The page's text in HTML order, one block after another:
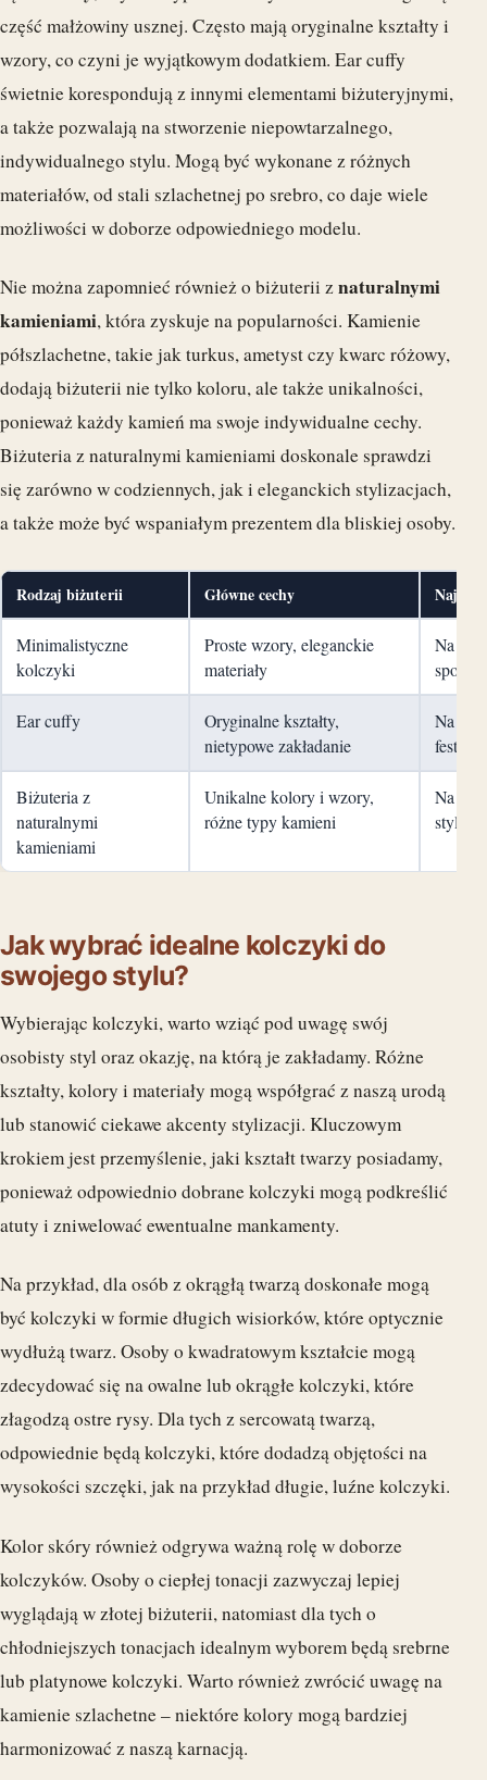
część małżowiny usznej. Często mają oryginalne kształty i
wzory, co czyni je wyjątkowym dodatkiem. Ear cuffy
świetnie korespondują z innymi elementami biżuteryjnymi,
a także pozwalają na stworzenie niepowtarzalnego,
indywidualnego stylu. Mogą być wykonane z różnych
materiałów, od stali szlachetnej po srebro, co daje wiele
możliwości w doborze odpowiedniego modelu.
Nie można zapomnieć również o biżuterii znaturalnymi
kamieniami, która zyskuje na popularności. Kamienie
półszlachetne, takie jak turkus, ametyst czy kwarc różowy,
dodają biżuterii nie tylko koloru, ale także unikalności,
ponieważ każdy kamień ma swoje indywidualne cechy.
Biżuteria z naturalnymi kamieniami doskonale sprawdzi
się zarówno w codziennych, jak i eleganckich stylizacjach,
a także może być wspaniałym prezentem dla bliskiej osoby.
Rodzaj biżuterii Główne cechy
Minimalistyczne
kolczyki
Proste wzory, eleganckie
materiały
Na co
Ear cuffy
Oryginalne kształty,
nietypowe zakładanie
Na
Biżuteria z
naturalnymi
kamieniami
Unikalne kolory i wzory,
różne typy kamieni
Na
Jak wybrać idealne kolczyki do
swojego stylu?
Wybierając kolczyki, warto wziąć pod uwagę swój
osobisty styl oraz okazję, na którą je zakładamy. Różne
kształty, kolory i materiały mogą współgrać z naszą urodą
lub stanowić ciekawe akcenty stylizacji. Kluczowym
krokiem jest przemyślenie, jaki kształt twarzy posiadamy,
ponieważ odpowiednio dobrane kolczyki mogą podkreślić
atuty i zniwelować ewentualne mankamenty.
Na przykład, dla osób z okrągłą twarzą doskonałe mogą
być kolczyki w formie długich wisiorków, które optycznie
wydłużą twarz. Osoby o kwadratowym kształcie mogą
zdecydować się na owalne lub okrągłe kolczyki, które
złagodzą ostre rysy. Dla tych z sercowatą twarzą,
odpowiednie będą kolczyki, które dodadzą objętości na
wysokości szczęki, jak na przykład długie, luźne kolczyki.
Kolor skóry również odgrywa ważną rolę w doborze
kolczyków. Osoby o ciepłej tonacji zazwyczaj lepiej
wyglądają w złotej biżuterii, natomiast dla tych o
chłodniejszych tonacjach idealnym wyborem będą srebrne
lub platynowe kolczyki. Warto również zwrócić uwagę na
kamienie szlachetne – niektóre kolory mogą bardziej
harmonizować z naszą karnacją.